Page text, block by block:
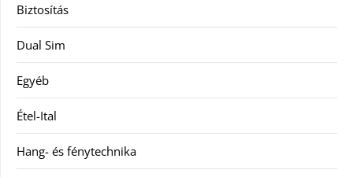
Biztosítás
Dual Sim
Egyéb
Étel-Ital
Hang- és fénytechnika